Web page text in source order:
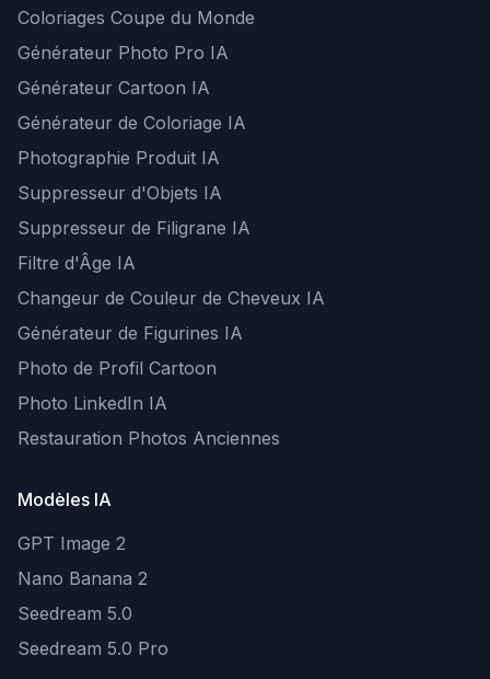
Coloriages Coupe du Monde
Générateur Photo Pro IA
Générateur Cartoon IA
Générateur de Coloriage IA
Photographie Produit IA
Suppresseur d'Objets IA
Suppresseur de Filigrane IA
Filtre d'Âge IA
Changeur de Couleur de Cheveux IA
Générateur de Figurines IA
Photo de Profil Cartoon
Photo LinkedIn IA
Restauration Photos Anciennes
Modèles IA
GPT Image 2
Nano Banana 2
Seedream 5.0
Seedream 5.0 Pro